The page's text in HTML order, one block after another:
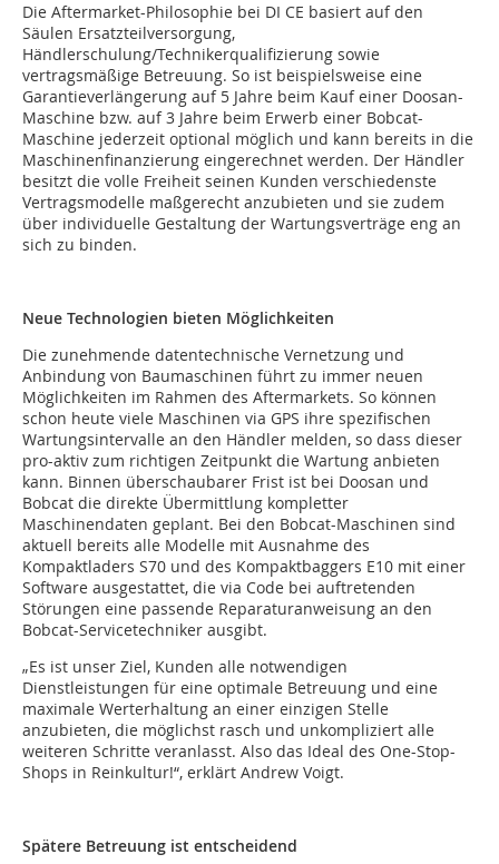
Die Aftermarket-Philosophie bei DI CE basiert auf den
Säulen Ersatzteilversorgung,
Händlerschulung/Technikerqualifizierung sowie
vertragsmäßige Betreuung. So ist beispielsweise eine
Garantieverlängerung auf 5 Jahre beim Kauf einer Doosan-
Maschine bzw. auf 3 Jahre beim Erwerb einer Bobcat-
Maschine jederzeit optional möglich und kann bereits in die
Maschinenfinanzierung eingerechnet werden. Der Händler
besitzt die volle Freiheit seinen Kunden verschiedenste
Vertragsmodelle maßgerecht anzubieten und sie zudem
über individuelle Gestaltung der Wartungsverträge eng an
sich zu binden.
Neue Technologien bieten Möglichkeiten
Die zunehmende datentechnische Vernetzung und
Anbindung von Baumaschinen führt zu immer neuen
Möglichkeiten im Rahmen des Aftermarkets. So können
schon heute viele Maschinen via GPS ihre spezifischen
Wartungsintervalle an den Händler melden, so dass dieser
pro-aktiv zum richtigen Zeitpunkt die Wartung anbieten
kann. Binnen überschaubarer Frist ist bei Doosan und
Bobcat die direkte Übermittlung kompletter
Maschinendaten geplant. Bei den Bobcat-Maschinen sind
aktuell bereits alle Modelle mit Ausnahme des
Kompaktladers S70 und des Kompaktbaggers E10 mit einer
Software ausgestattet, die via Code bei auftretenden
Störungen eine passende Reparaturanweisung an den
Bobcat-Servicetechniker ausgibt.
„Es ist unser Ziel, Kunden alle notwendigen
Dienstleistungen für eine optimale Betreuung und eine
maximale Werterhaltung an einer einzigen Stelle
anzubieten, die möglichst rasch und unkompliziert alle
weiteren Schritte veranlasst. Also das Ideal des One-Stop-
Shops in Reinkultur!“, erklärt Andrew Voigt.
Spätere Betreuung ist entscheidend